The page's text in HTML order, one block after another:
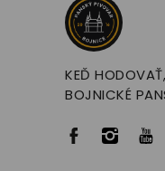
KEĎ
BOJNICKÉ